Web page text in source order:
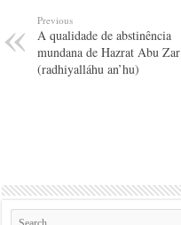
Previous
A qualidade de abstinência
mundana de Hazrat Abu Zar
(radhiyalláhu an’hu)